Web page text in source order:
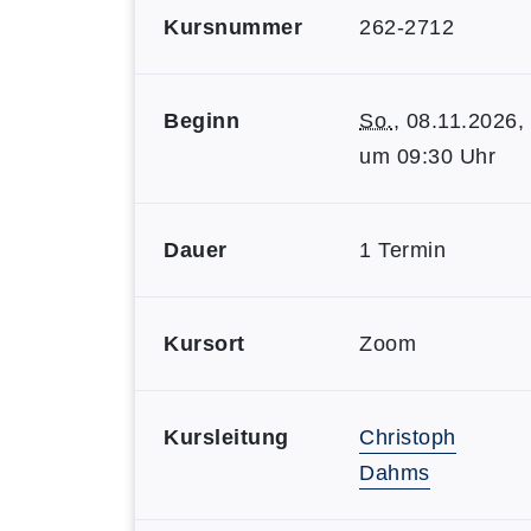
Kursnummer 262-2712
Beginn So., 08.11.2026,
um 09:30 Uhr
Dauer 1 Termin
Kursort Zoom
Kursleitung
Christoph
Dahms